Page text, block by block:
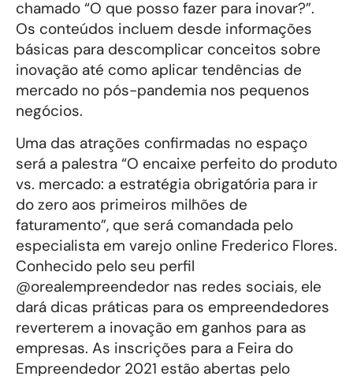
chamado “O que posso fazer para inovar?”.
Os conteúdos incluem desde informações
básicas para descomplicar conceitos sobre
inovação até como aplicar tendências de
mercado no pós-pandemia nos pequenos
negócios.
Uma das atrações confirmadas no espaço
será a palestra “O encaixe perfeito do produto
vs. mercado: a estratégia obrigatória para ir
do zero aos primeiros milhões de
faturamento”, que será comandada pelo
especialista em varejo online Frederico Flores.
Conhecido pelo seu perfil
@orealempreendedor nas redes sociais, ele
dará dicas práticas para os empreendedores
reverterem a inovação em ganhos para as
empresas. As inscrições para a Feira do
Empreendedor 2021 estão abertas pelo